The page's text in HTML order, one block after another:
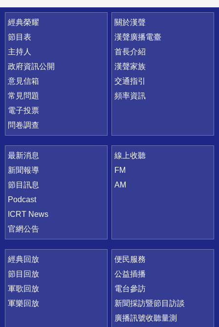
快速連結
經典榮耀
節目表
主持人
政府資訊公開
意見信箱
常見問題
電子投票
問卷調查
關於漢聲
漢聲廣播電臺
首長介紹
漢聲家族
交通指引
頻率資訊
最新消息
新聞報導
節目訊息
Podcast
ICRT News
官網公告
線上收聽
FM
AM
經典回放
節目回放
軍歌回放
軍樂回放
便民服務
公益插播
電台參訪
新聞採訪暨節目訪談
廣播訊號收聽量測